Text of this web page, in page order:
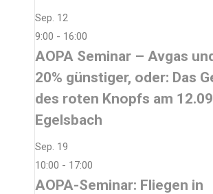
Sep. 12
9:00 - 16:00
AOPA Seminar – Avgas
20% günstiger, oder: Das
des roten Knopfs am
Egelsbach
Sep. 19
10:00 - 17:00
AOPA-Seminar: Fliegen in